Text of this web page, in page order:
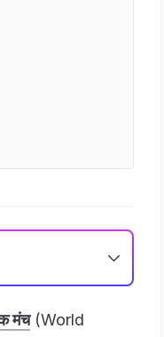
मंच(World